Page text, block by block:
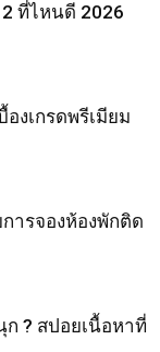
ที่ไหนดี 2026
งเกรดพรีเมียม
ารจองห้องพักติด
ก ? สปอยเนื้อหาที่